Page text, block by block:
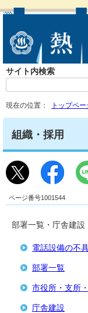
サイト内検索
現在の位置： トップペー
組織・採用
ページ番号1001544
部署一覧・庁舎建設
電話設備の不
部署一覧
市役所・支所
庁舎建設